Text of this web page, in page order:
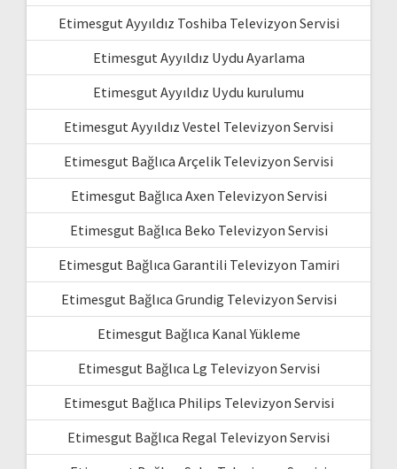
Etimesgut Ayyıldız Toshiba Televizyon Servisi
Etimesgut Ayyıldız Uydu Ayarlama
Etimesgut Ayyıldız Uydu kurulumu
Etimesgut Ayyıldız Vestel Televizyon Servisi
Etimesgut Bağlıca Arçelik Televizyon Servisi
Etimesgut Bağlıca Axen Televizyon Servisi
Etimesgut Bağlıca Beko Televizyon Servisi
Etimesgut Bağlıca Garantili Televizyon Tamiri
Etimesgut Bağlıca Grundig Televizyon Servisi
Etimesgut Bağlıca Kanal Yükleme
Etimesgut Bağlıca Lg Televizyon Servisi
Etimesgut Bağlıca Philips Televizyon Servisi
Etimesgut Bağlıca Regal Televizyon Servisi